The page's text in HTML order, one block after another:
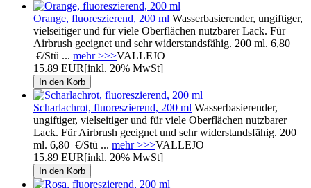
Orange, fluoreszierend, 200 ml Wasserbasierender, ungiftiger,
vielseitiger und für viele Oberflächen nutzbarer Lack. Für
Airbrush geeignet und sehr widerstandsfähig. 200 ml. 6,80
€/Stü ... mehr >>>VALLEJO
15.89 EUR[inkl. 20% MwSt]
Scharlachrot, fluoreszierend, 200 ml Wasserbasierender,
ungiftiger, vielseitiger und für viele Oberflächen nutzbarer
Lack. Für Airbrush geeignet und sehr widerstandsfähig. 200
ml. 6,80 €/Stü ... mehr >>>VALLEJO
15.89 EUR[inkl. 20% MwSt]